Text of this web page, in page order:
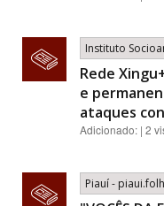
Instituto
Rede
e
ataques
Adicionado: | 2
Piauí -